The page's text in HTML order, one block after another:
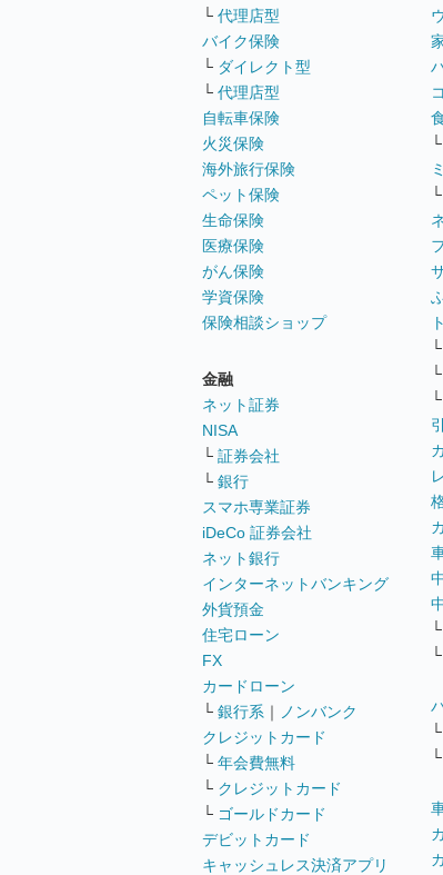
└ 代理店型
バイク保険
└ ダイレクト型
└ 代理店型
自転車保険
火災保険
海外旅行保険
ペット保険
生命保険
医療保険
がん保険
学資保険
保険相談ショップ
金融
ネット証券
NISA
└ 証券会社
└ 銀行
スマホ専業証券
iDeCo 証券会社
ネット銀行
インターネットバンキング
外貨預金
住宅ローン
FX
カードローン
└ 銀行系 ｜
ノンバンク
クレジットカード
└ 年会費無料
└ クレジットカード
└ ゴールドカード
デビットカード
キャッシュレス決済アプリ
└
└
└
└
└
└
└
└
└